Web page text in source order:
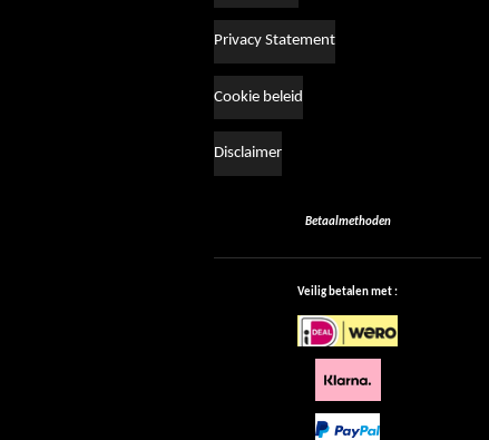
Privacy Statement
Cookie beleid
Disclaimer
Betaalmethoden
Veilig betalen met :